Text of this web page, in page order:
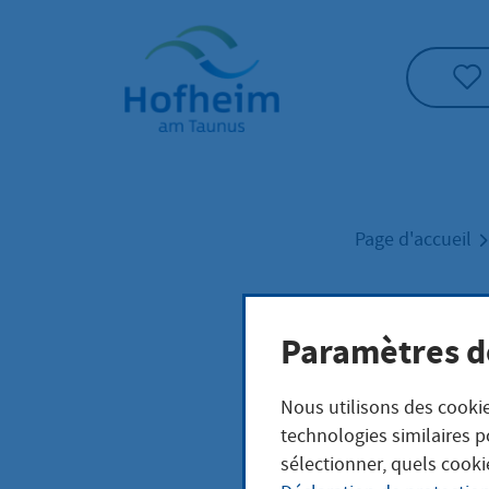
Accueil"
Page d'accueil
Paramètres
Nous utilisons des
technologies similaires
sélectionner, quels